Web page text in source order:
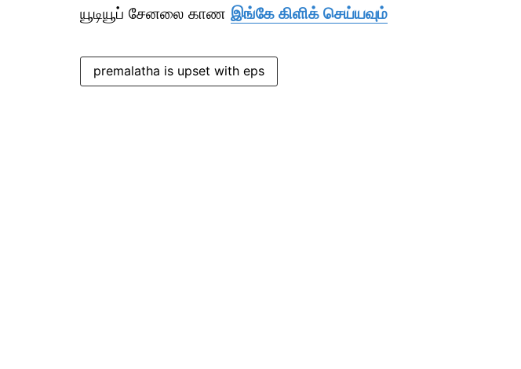
யூடியூப் சேனலை காண இங்கே கிளிக் செய்யவும்
premalatha is upset with eps